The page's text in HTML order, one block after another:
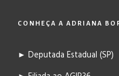
CONHEÇA A ADRIANA
► Deputada Estadual (SP)